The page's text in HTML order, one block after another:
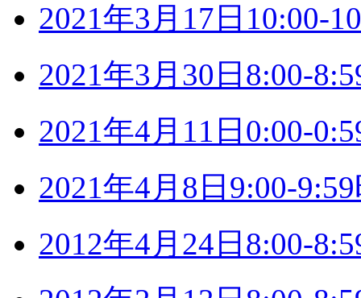
2021年3月17日10:00-
2021年3月30日8:00-
2021年4月11日0:00-
2021年4月8日9:00-
2012年4月24日8:00-